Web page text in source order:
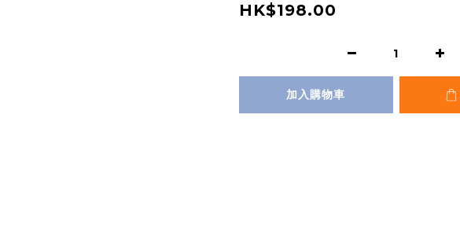
HK$198.00
加入購物車